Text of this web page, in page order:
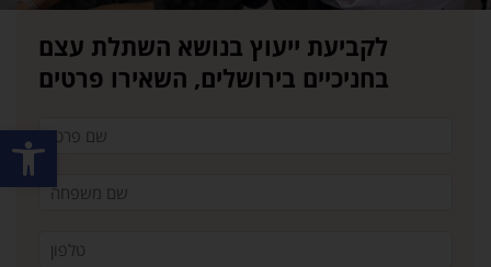
פתח
לקביעת ייעוץ בנושא השתלת עצם
בחניכיים בירושלים, השאירו פרטים